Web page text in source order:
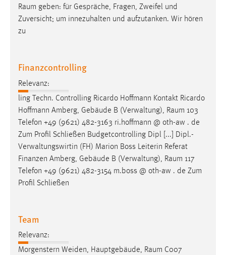
Raum geben: für Gespräche, Fragen, Zweifel und
Zuversicht; um innezuhalten und aufzutanken. Wir hören
zu
Finanzcontrolling
Relevanz:
ling Techn. Controlling Ricardo Hoffmann Kontakt Ricardo
Hoffmann Amberg, Gebäude B (Verwaltung), Raum 103
Telefon +49 (9621) 482-3163 ri.hoffmann @ oth-aw . de
Zum Profil Schließen Budgetcontrolling Dipl [...] Dipl.-
Verwaltungswirtin (FH) Marion Boss Leiterin Referat
Finanzen Amberg, Gebäude B (Verwaltung), Raum 117
Telefon +49 (9621) 482-3154 m.boss @ oth-aw . de Zum
Profil Schließen
Team
Relevanz:
Morgenstern Weiden, Hauptgebäude, Raum C007